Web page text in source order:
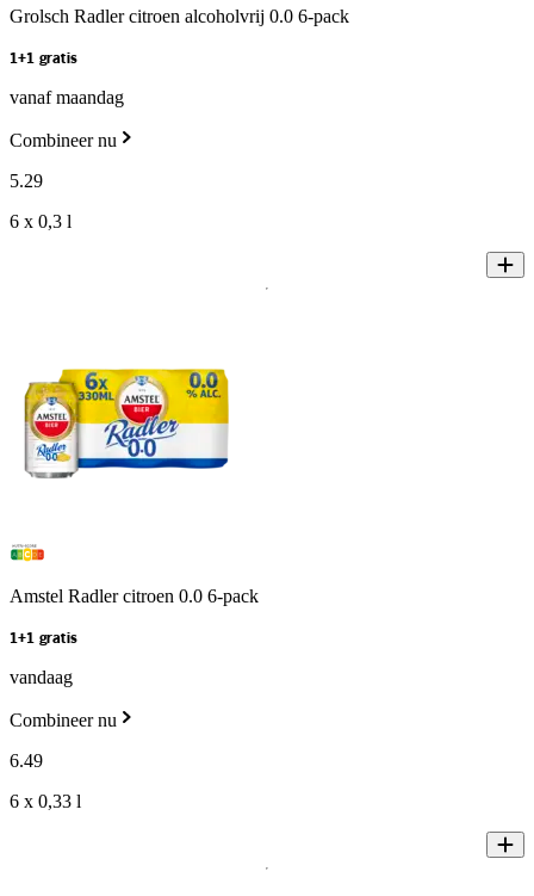
Grolsch Radler citroen alcoholvrij 0.0 6-pack
1+1 gratis
vanaf maandag
Combineer nu
5.29
6 x 0,3 l
Amstel Radler citroen 0.0 6-pack
1+1 gratis
vandaag
Combineer nu
6.49
6 x 0,33 l